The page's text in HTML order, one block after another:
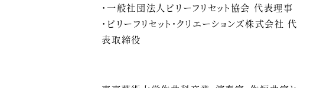
・一般社団法人ビリーフリセット協会 代表理事
・ビリーフリセット・クリエーションズ株式会社 代
表取締役